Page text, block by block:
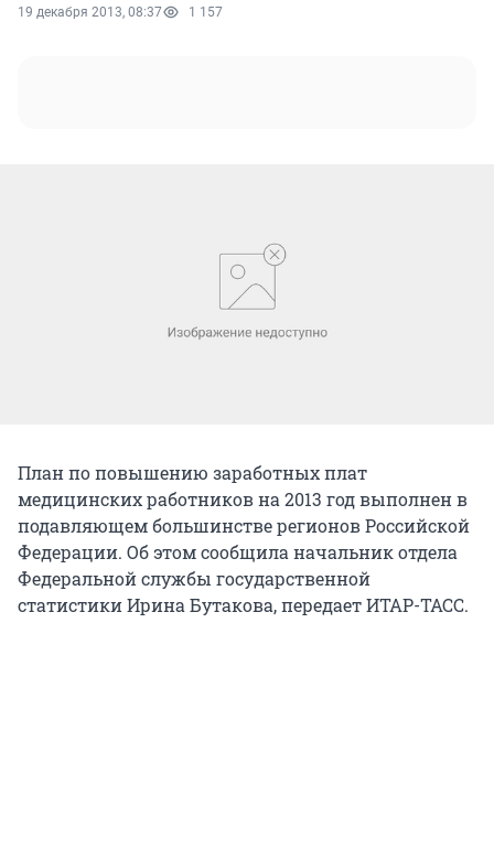
19 декабря 2013, 08:37 1 157
План по повышению заработных плат
медицинских работников на 2013 год выполнен в
подавляющем большинстве регионов Российской
Федерации. Об этом сообщила начальник отдела
Федеральной службы государственной
статистики Ирина Бутакова, передает ИТАР-ТАСС.